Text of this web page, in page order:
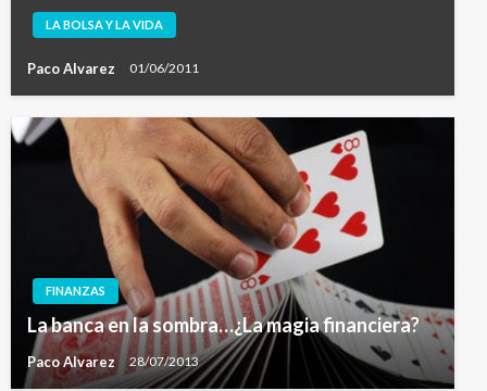
LA BOLSA Y LA VIDA
Paco Alvarez 01/06/2011
FINANZAS
La banca en la sombra…¿La magia financiera?
Paco Alvarez 28/07/2013